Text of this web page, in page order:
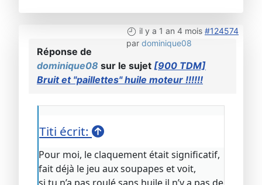
il y a 1 an 4 mois #124574
par dominique08
Réponse de
dominique08 sur le sujet [900 TDM]
Bruit et "paillettes" huile moteur !!!!!!
Titi écrit:
Pour moi, le claquement était significatif,
fait déjà le jeu aux soupapes et voit,